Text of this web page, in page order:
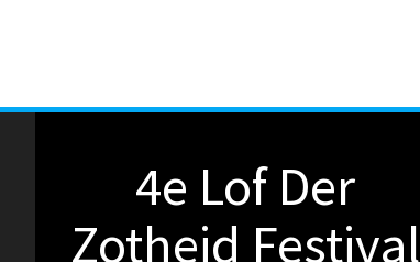
4e Lof Der
Zotheid Festival